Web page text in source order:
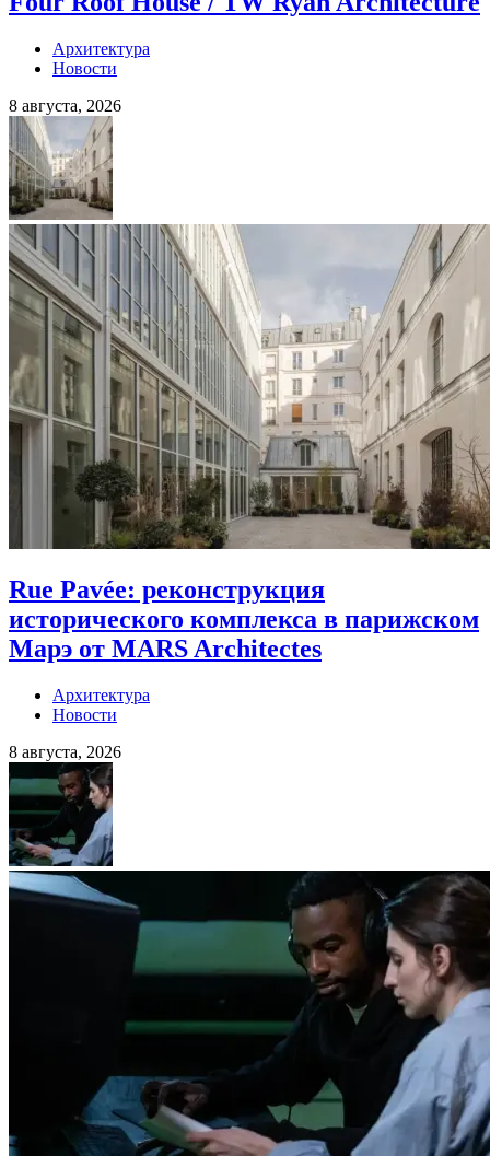
Архитектура
Новости
8 августа, 2026
Rue Pavée: реконструкция
исторического комплекса в парижском
Марэ от MARS Architectes
Архитектура
Новости
8 августа, 2026